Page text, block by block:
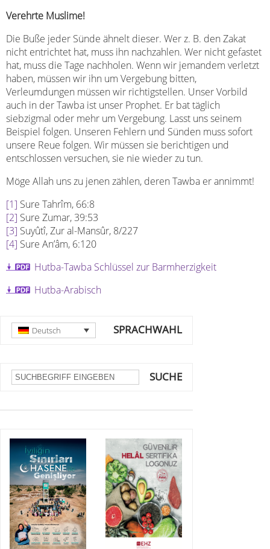
Verehrte Muslime!
Die Buße jeder Sünde ähnelt dieser. Wer z. B. den Zakat
nicht entrichtet hat, muss ihn nachzahlen. Wer nicht gefastet
hat, muss die Tage nachholen. Wenn wir jemandem verletzt
haben, müssen wir ihn um Vergebung bitten,
Verleumdungen müssen wir richtigstellen. Unser Vorbild
auch in der Tawba ist unser Prophet. Er bat täglich
siebzigmal oder mehr um Vergebung. Lasst uns seinem
Beispiel folgen. Unseren Fehlern und Sünden muss sofort
unsere Reue folgen. Wir müssen sie berichtigen und
entschlossen versuchen, sie nie wieder zu tun.
Möge Allah uns zu jenen zählen, deren Tawba er annimmt!
[1] Sure Tahrîm, 66:8
[2] Sure Zumar, 39:53
[3] Suyûtî, Zur al-Mansûr, 8/227
[4] Sure An’âm, 6:120
Hutba-Tawba Schlüssel zur Barmherzigkeit
Hutba-Arabisch
SPRACHWAHL
Deutsch
SUCHE